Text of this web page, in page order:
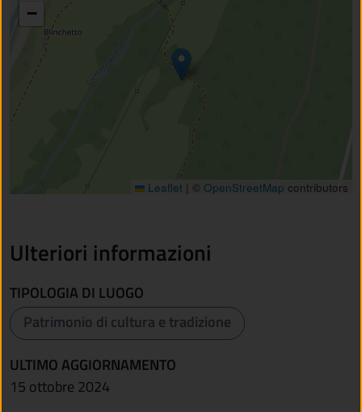
−
Leaflet | © OpenStreetMap contributors
Ulteriori informazioni
TIPOLOGIA DI LUOGO
Patrimonio di cultura e tradizione
ULTIMO AGGIORNAMENTO
15 ottobre 2024